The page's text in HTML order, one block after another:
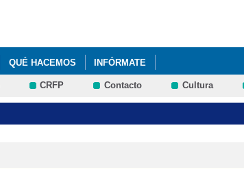
QUÉ HACEMOS INFÓRMATE
CRFP Contacto Cultura